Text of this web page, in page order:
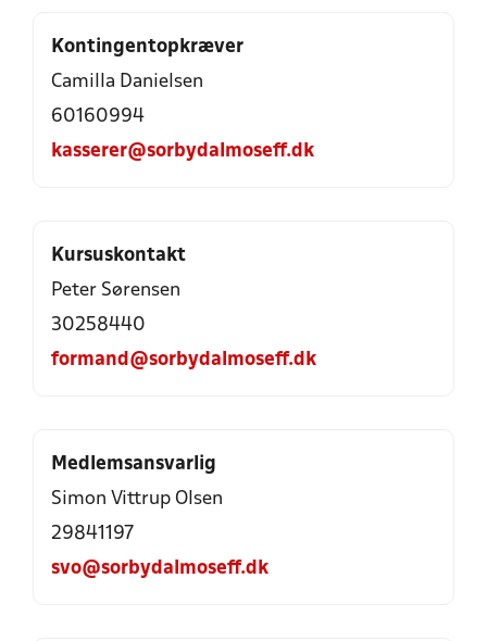
Kontingentopkræver
Camilla Danielsen
60160994
kasserer@sorbydalmoseff.dk
Kursuskontakt
Peter Sørensen
30258440
formand@sorbydalmoseff.dk
Medlemsansvarlig
Simon Vittrup Olsen
29841197
svo@sorbydalmoseff.dk